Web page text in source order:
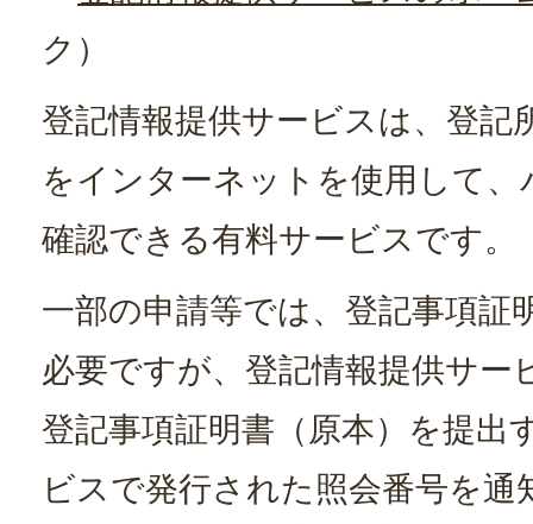
ク）
登記情報提供サービスは、登記
をインターネットを使用して
確認できる有料サービスです。
一部の申請等では、登記事項証
必要ですが、登記情報提供サー
登記事項証明書（原本）を提出
ビスで発行された照会番号を